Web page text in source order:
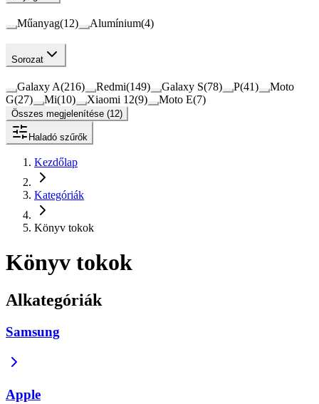
Műanyag(12) Alumínium(4)
Sorozat
Galaxy A(216) Redmi(149) Galaxy S(78) P(41)
Moto
G(27) Mi(10) Xiaomi 12(9) Moto E(7)
Összes megjelenítése (12)
Haladó szűrők
Kezdőlap
Kategóriák
Könyv tokok
Könyv tokok
Alkategóriák
Samsung
Apple